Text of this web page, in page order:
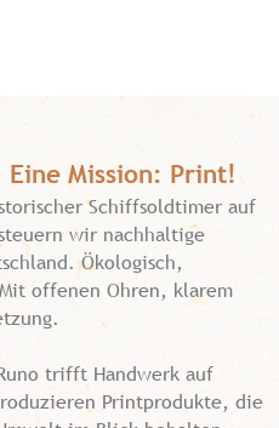
Mission: Print!
Schiffsoldtimer auf
wir nachhaltige
Ökologisch,
offenen Ohren, klarem
trifft Handwerk auf
Printprodukte, die